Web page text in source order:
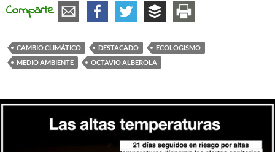
Comparte
CAMBIO CLIMÁTICO DESTACADO
ECOLOGISMO
MEDIO AMBIENTE
OCTAVIO ALBEROLA